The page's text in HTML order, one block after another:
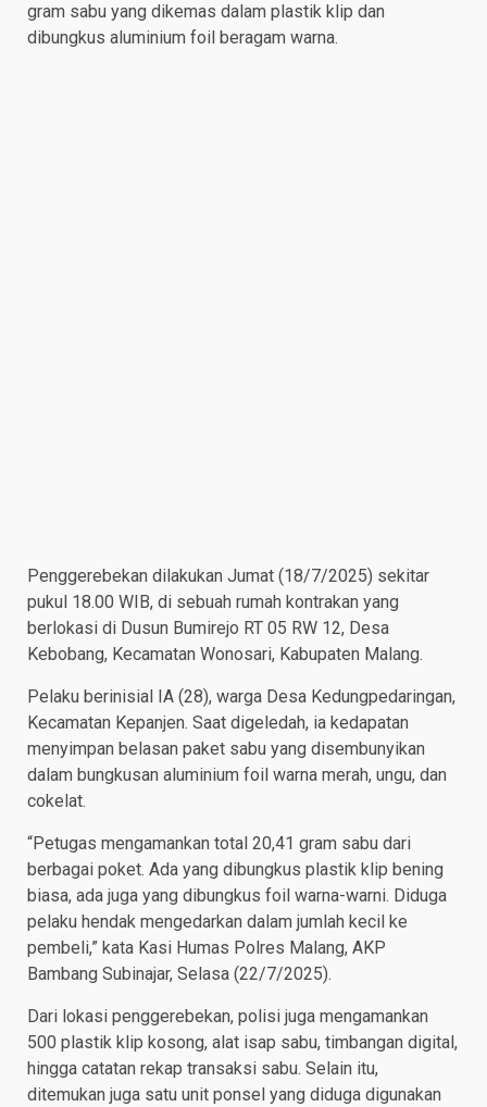
gram sabu yang dikemas dalam plastik klip dan
dibungkus aluminium foil beragam warna.
Penggerebekan dilakukan Jumat (18/7/2025) sekitar
pukul 18.00 WIB, di sebuah rumah kontrakan yang
berlokasi di Dusun Bumirejo RT 05 RW 12, Desa
Kebobang, Kecamatan Wonosari, Kabupaten Malang.
Pelaku berinisial IA (28), warga Desa Kedungpedaringan,
Kecamatan Kepanjen. Saat digeledah, ia kedapatan
menyimpan belasan paket sabu yang disembunyikan
dalam bungkusan aluminium foil warna merah, ungu, dan
cokelat.
“Petugas mengamankan total 20,41 gram sabu dari
berbagai poket. Ada yang dibungkus plastik klip bening
biasa, ada juga yang dibungkus foil warna-warni. Diduga
pelaku hendak mengedarkan dalam jumlah kecil ke
pembeli,” kata Kasi Humas Polres Malang, AKP
Bambang Subinajar, Selasa (22/7/2025).
Dari lokasi penggerebekan, polisi juga mengamankan
500 plastik klip kosong, alat isap sabu, timbangan digital,
hingga catatan rekap transaksi sabu. Selain itu,
ditemukan juga satu unit ponsel yang diduga digunakan